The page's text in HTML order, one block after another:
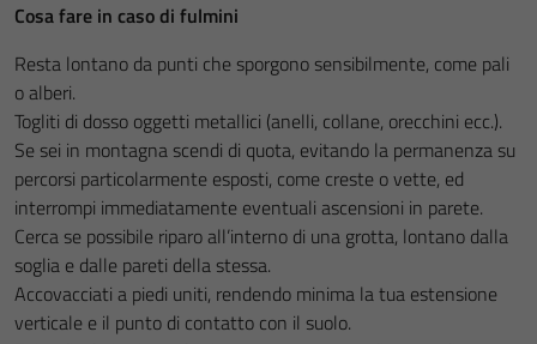
Cosa fare in caso di fulmini
Resta lontano da punti che sporgono sensibilmente, come pali
o alberi.
Togliti di dosso oggetti metallici (anelli, collane, orecchini ecc.).
Se sei in montagna scendi di quota, evitando la permanenza su
percorsi particolarmente esposti, come creste o vette, ed
interrompi immediatamente eventuali ascensioni in parete.
Cerca se possibile riparo all’interno di una grotta, lontano dalla
soglia e dalle pareti della stessa.
Accovacciati a piedi uniti, rendendo minima la tua estensione
verticale e il punto di contatto con il suolo.